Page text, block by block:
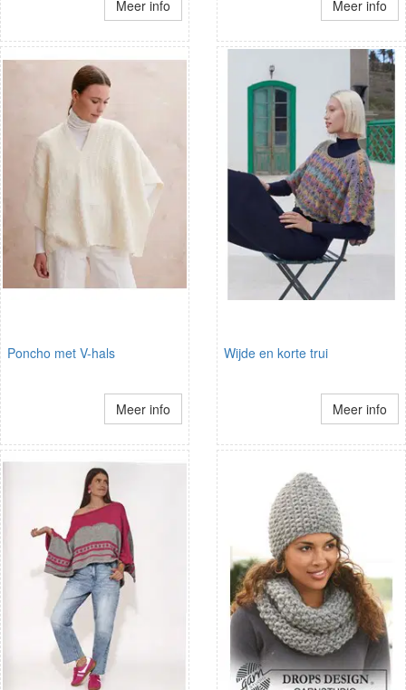
Meer info Meer info
Poncho met V-hals
Meer info
Wijde en korte trui
Meer info